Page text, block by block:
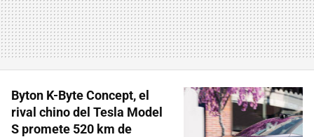
Byton K-Byte Concept, el
rival chino del Tesla Model
S promete 520 km de